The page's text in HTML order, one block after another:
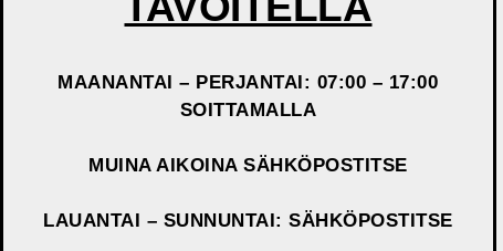
MAANANTAI – PERJANTAI: 07:00 – 17:00
SOITTAMALLA
MUINA AIKOINA SÄHKÖPOSTITSE
LAUANTAI – SUNNUNTAI: SÄHKÖPOSTITSE